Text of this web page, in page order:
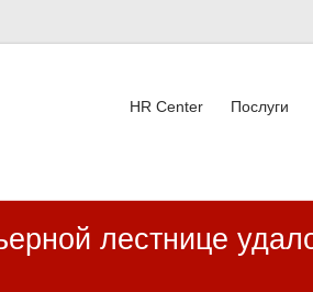
HR Center Послуги
лестнице